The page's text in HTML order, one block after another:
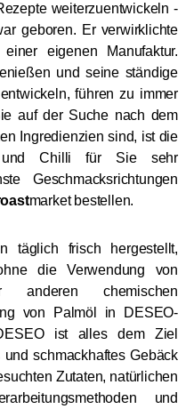
weiterzuentwickeln -
geboren. Er verwirklichte
eigenen Manufaktur.
und seine ständige
führen zu immer
auf der Suche nach dem
Ingredienzien sind, ist die
und Chilli für Sie sehr
Geschmacksrichtungen
market bestellen.
täglich frisch hergestellt,
die Verwendung von
anderen chemischen
von Palmöl in DESEO-
ist alles dem Ziel
schmackhaftes Gebäck
Zutaten, natürlichen
und